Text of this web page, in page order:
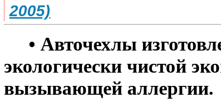
2005)
• Авточехлы
экологически чистой
вызывающей аллергии.